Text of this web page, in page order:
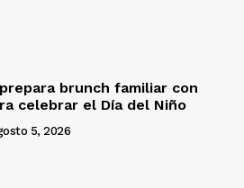
brunch familiar con
celebrar el Día del Niño
5, 2026